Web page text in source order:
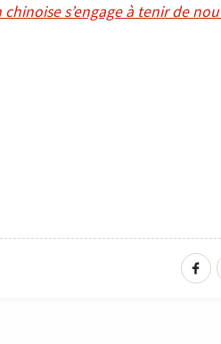
s’engage à tenir de